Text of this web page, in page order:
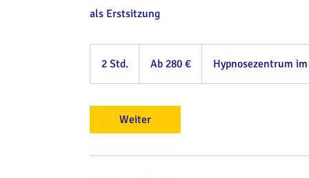
als Erstsitzung
2 Std.
S
.
EuroAb 280 € Hypnosezentrum
Weiter